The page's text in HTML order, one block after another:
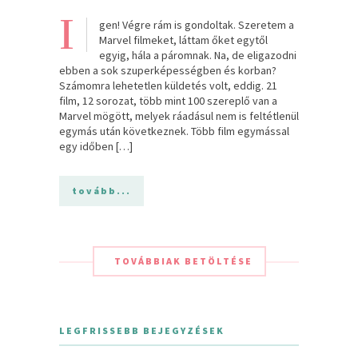
I
gen! Végre rám is gondoltak. Szeretem a
Marvel filmeket, láttam őket egytől
egyig, hála a páromnak. Na, de eligazodni
ebben a sok szuperképességben és korban?
Számomra lehetetlen küldetés volt, eddig. 21
film, 12 sorozat, több mint 100 szereplő van a
Marvel mögött, melyek ráadásul nem is feltétlenül
egymás után következnek. Több film egymással
egy időben […]
tovább...
TOVÁBBIAK BETÖLTÉSE
LEGFRISSEBB BEJEGYZÉSEK